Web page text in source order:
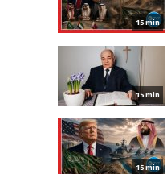
15 min
15 min
15 min